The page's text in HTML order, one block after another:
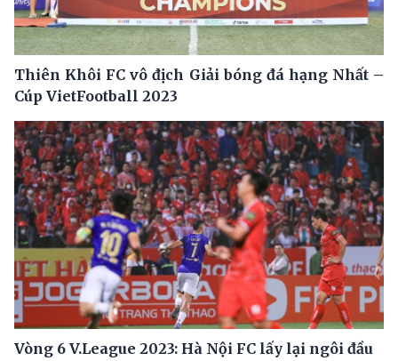
Thiên Khôi FC vô địch Giải bóng đá hạng Nhất –
Cúp VietFootball 2023
Vòng 6 V.League 2023: Hà Nội FC lấy lại ngôi đầu